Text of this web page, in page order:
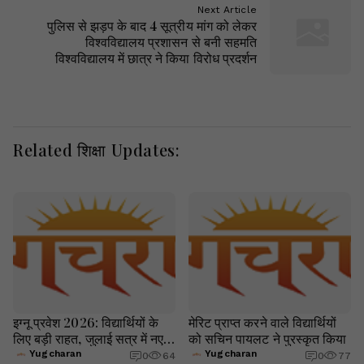
Next Article
पुलिस से झड़प के बाद 4 सूत्रीय मांग को लेकर
विश्वविद्यालय प्रशासन से बनी सहमति
विश्वविद्यालय में छात्र ने किया विरोध प्रदर्शन
Related शिक्षा Updates:
इग्नू प्रवेश 2026: विद्यार्थियों के
लिए बड़ी राहत, जुलाई सत्र में नए
दाखिले और री-रजिस्ट्रेशन की
Yugcharan 0 64
मेरिट प्राप्त करने वाले विद्यार्थियों
को सचिन पायलट ने पुरस्कृत किया
Yugcharan 0 77